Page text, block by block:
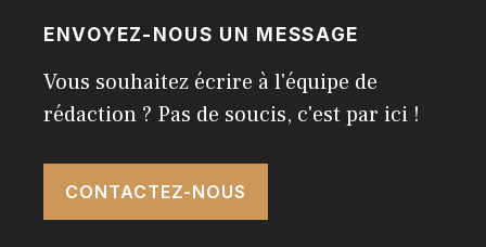
ENVOYEZ-NOUS UN MESSAGE
Vous souhaitez écrire à l'équipe de
rédaction ? Pas de soucis, c'est par ici !
CONTACTEZ-NOUS